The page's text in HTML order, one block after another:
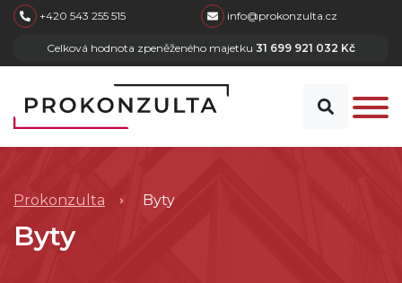
skip to main content
+420 543 255 515 info@prokonzulta.cz
Celková hodnota zpeněženého majetku 31 699 921 032 Kč
Prokonzulta Byty
Byty